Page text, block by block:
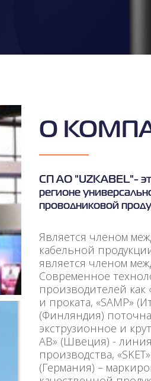
О
СП АО "UZKABEL"-
регионе
проводниковой
Является членом
кабельной
является членом
Современное
производителей
и проката, «SAMP»
(Финляндия)
экструзионное и
AB» (Швеция) -
производства,
(Германия) –